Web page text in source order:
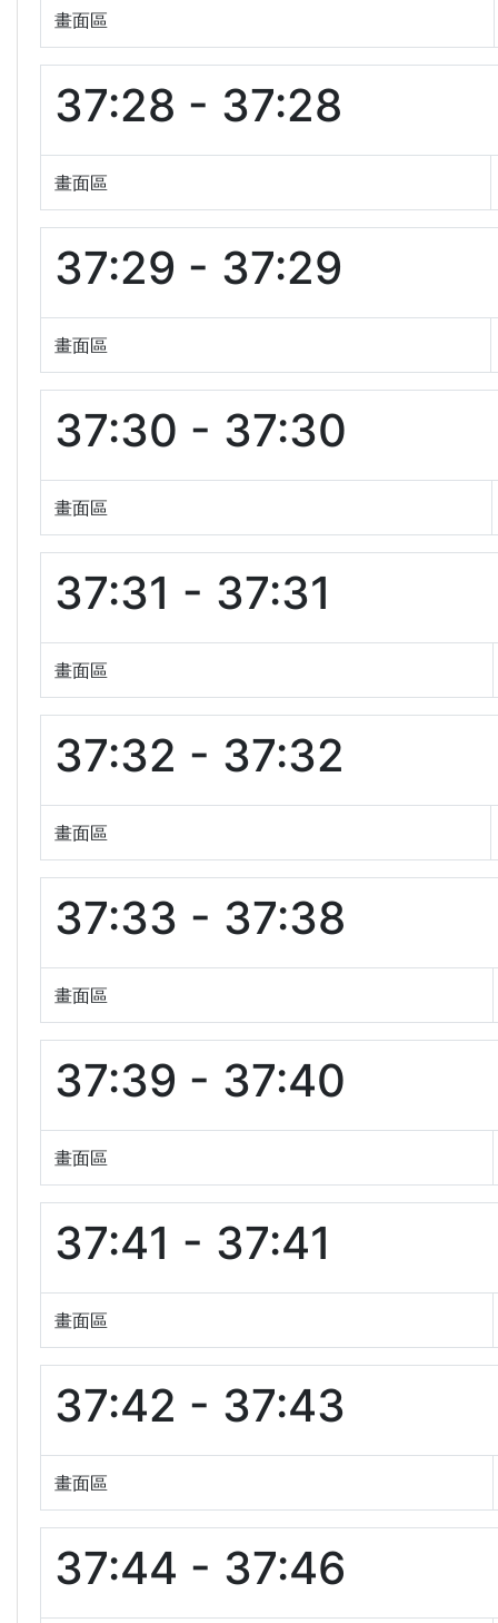
畫面區
37:28 - 37:28
畫面區
37:29 - 37:29
畫面區
37:30 - 37:30
畫面區
37:31 - 37:31
畫面區
37:32 - 37:32
畫面區
37:33 - 37:38
畫面區
37:39 - 37:40
畫面區
37:41 - 37:41
畫面區
37:42 - 37:43
畫面區
37:44 - 37:46